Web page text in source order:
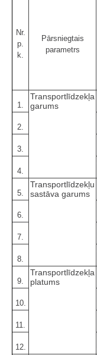
Nr.
p.
k.
Pārsniegtais
parametrs
1.
Transportlīdzekļa
garums
2.
3.
4.
5.
Transportlīdzekļu
sastāva garums
6.
7.
8.
9.
Transportlīdzekļa
platums
10.
11.
12.